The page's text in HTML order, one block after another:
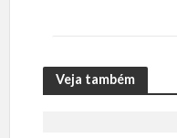
Veja também